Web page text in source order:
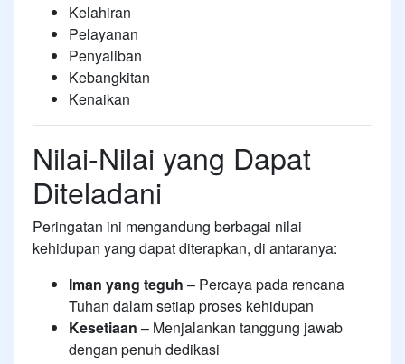
Kelahiran
Pelayanan
Penyaliban
Kebangkitan
Kenaikan
Nilai-Nilai yang Dapat
Diteladani
Peringatan ini mengandung berbagai nilai
kehidupan yang dapat diterapkan, di antaranya:
Iman yang teguh – Percaya pada rencana
Tuhan dalam setiap proses kehidupan
Kesetiaan – Menjalankan tanggung jawab
dengan penuh dedikasi